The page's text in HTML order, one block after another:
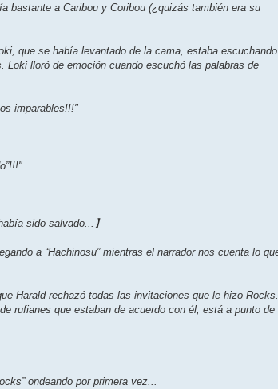
bastante a Caribou y Coribou (¿quizás también era su
que se había levantado de la cama, estaba escuchando
lloró de emoción cuando escuchó las palabras de
imparables!!!"
sido salvado...】
a “Hachinosu” mientras el narrador nos cuenta lo
Harald rechazó todas las invitaciones que le hizo
rufianes que estaban de acuerdo con él, está a punto de
ondeando por primera vez...